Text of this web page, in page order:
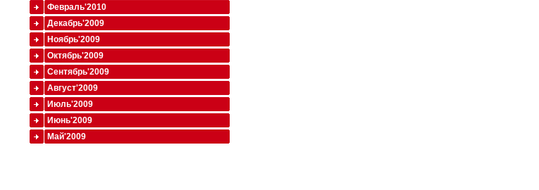
Февраль'2010
Декабрь'2009
Ноябрь'2009
Октябрь'2009
Сентябрь'2009
Август'2009
Июль'2009
Июнь'2009
Май'2009